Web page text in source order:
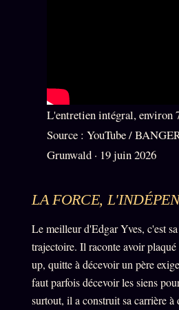
Cercle Privé 30€/M
Mécène
Témoignages85 000
Bienvenue nouveau
Manifeste pricing
Se connecter
Z/S SYSTEMS
L'entretien intégral, environ
Source : YouTube /
Grunwald · 19 juin 2026
LA FORCE,
Le meilleur d'Edgar Yves, c'est
trajectoire. Il raconte avoir
up, quitte à décevoir un père
faut parfois décevoir les siens
surtout, il a construit sa carrière à